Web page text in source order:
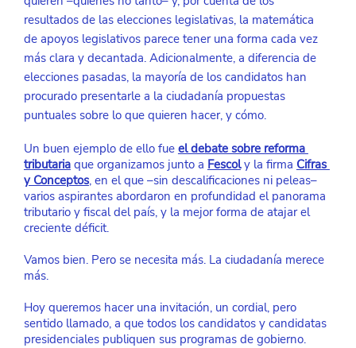
resultados de las elecciones legislativas, la matemática
de apoyos legislativos parece tener una forma cada vez
más clara y decantada. Adicionalmente, a diferencia de
elecciones pasadas, la mayoría de los candidatos han
procurado presentarle a la ciudadanía propuestas
puntuales sobre lo que quieren hacer, y cómo.
Un buen ejemplo de ello fue el debate sobre reforma
tributaria que organizamos junto a Fescol y la firma Cifras
y Conceptos, en el que –sin descalificaciones ni peleas–
varios aspirantes abordaron en profundidad el panorama
tributario y fiscal del país, y la mejor forma de atajar el
creciente déficit.
Vamos bien. Pero se necesita más. La ciudadanía merece
más.
Hoy queremos hacer una invitación, un cordial, pero
sentido llamado, a que todos los candidatos y candidatas
presidenciales publiquen sus programas de gobierno.